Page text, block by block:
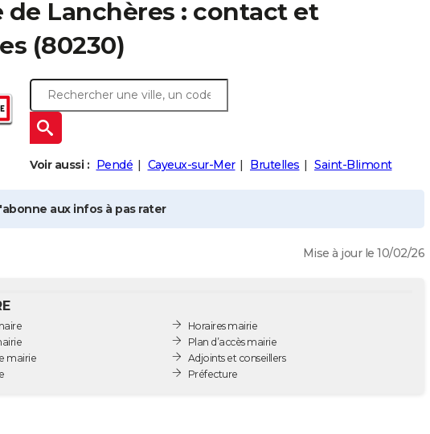
de Lanchères : contact et
(80230)
Voir aussi : Pendé Cayeux-sur-Mer Brutelles Saint-Blimont
aux infos à pas rater
Mise à jour le 10/02/26
mairie
Horaires mairie
Plan d’accès mairie
Adjoints et conseillers
Préfecture